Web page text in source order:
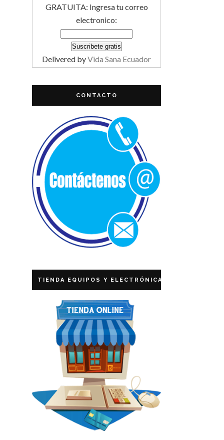
GRATUITA: Ingresa tu correo
electronico:
Delivered byVida Sana Ecuador
CONTACTO
TIENDA EQUIPOS Y ELECTRÓNICA